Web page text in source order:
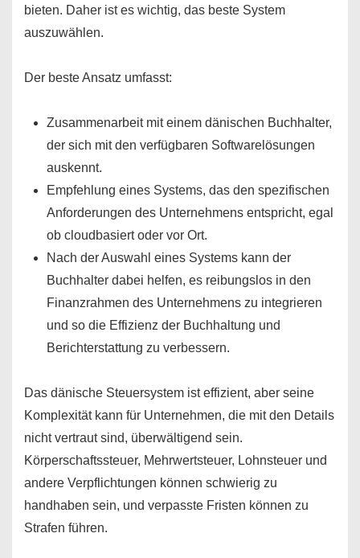
bieten. Daher ist es wichtig, das beste System
auszuwählen.
Der beste Ansatz umfasst:
Zusammenarbeit mit einem dänischen Buchhalter,
der sich mit den verfügbaren Softwarelösungen
auskennt.
Empfehlung eines Systems, das den spezifischen
Anforderungen des Unternehmens entspricht, egal
ob cloudbasiert oder vor Ort.
Nach der Auswahl eines Systems kann der
Buchhalter dabei helfen, es reibungslos in den
Finanzrahmen des Unternehmens zu integrieren
und so die Effizienz der Buchhaltung und
Berichterstattung zu verbessern.
Das dänische Steuersystem ist effizient, aber seine
Komplexität kann für Unternehmen, die mit den Details
nicht vertraut sind, überwältigend sein.
Körperschaftssteuer, Mehrwertsteuer, Lohnsteuer und
andere Verpflichtungen können schwierig zu
handhaben sein, und verpasste Fristen können zu
Strafen führen.